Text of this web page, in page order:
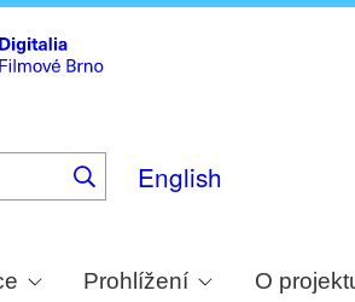
English
Prohlížení O